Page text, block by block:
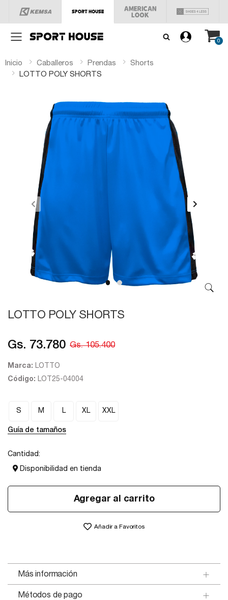
Menú 0
Inicio Caballeros Prendas
Shorts
LOTTO POLY SHORTS
LOTTO POLY SHORTS
Gs. 73.780 Gs. 105.400
Marca: LOTTO
Código: LOT25-04004
S M L XL XXL
Guía de tamaños
Cantidad:
Disponibilidad en tienda
Agregar al carrito
Añadir a Favoritos
Más información
Métodos de pago